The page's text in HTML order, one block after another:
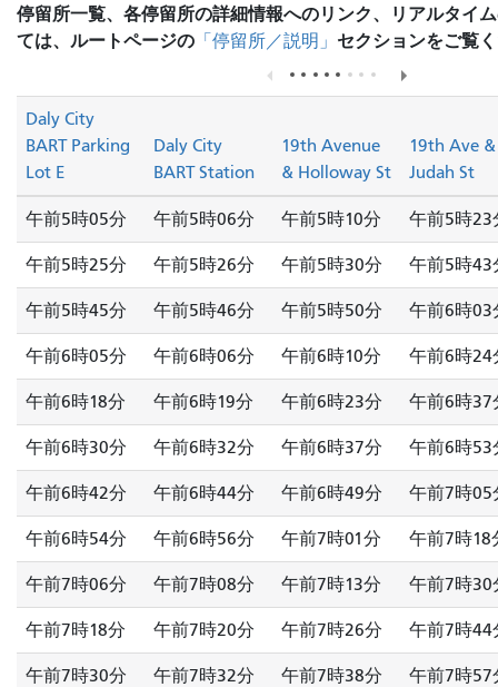
停留所一覧、各停留所の詳細情報へのリンク、リアルタイ
ては、ルートページの 「停留所／説明」 セクションをご覧
Daly City
BART Parking
Lot E
Daly City
BART Station
19th Avenue
& Holloway St
19th Ave &
Judah St
午前5時05分 午前5時06分 午前5時10分 午前5時23
午前5時25分 午前5時26分 午前5時30分 午前5時43
午前5時45分 午前5時46分 午前5時50分 午前6時03
午前6時05分 午前6時06分 午前6時10分 午前6時24
午前6時18分 午前6時19分 午前6時23分 午前6時37
午前6時30分 午前6時32分 午前6時37分 午前6時53
午前6時42分 午前6時44分 午前6時49分 午前7時05
午前6時54分 午前6時56分 午前7時01分 午前7時18
午前7時06分 午前7時08分 午前7時13分 午前7時30
午前7時18分 午前7時20分 午前7時26分 午前7時44
午前7時30分 午前7時32分 午前7時38分 午前7時57